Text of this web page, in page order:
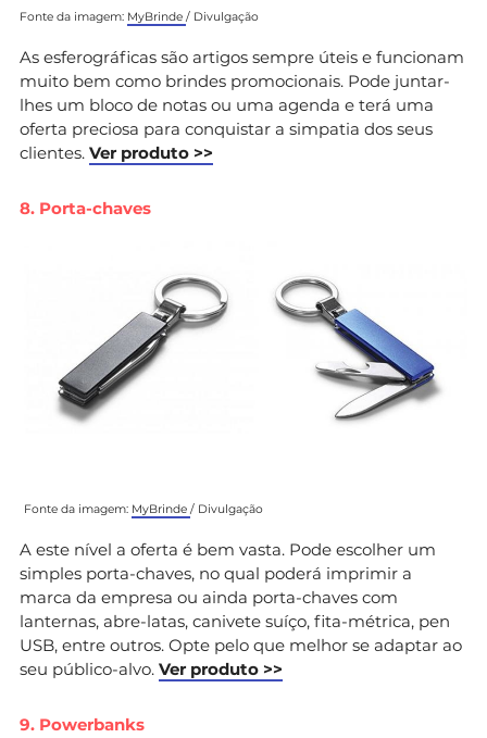
Fonte da imagem: MyBrinde / Divulgação
As esferográficas são artigos sempre úteis e funcionam
muito bem como brindes promocionais. Pode juntar-
lhes um bloco de notas ou uma agenda e terá uma
oferta preciosa para conquistar a simpatia dos seus
clientes. Ver produto >>
8. Porta-chaves
Fonte da imagem: MyBrinde / Divulgação
A este nível a oferta é bem vasta. Pode escolher um
simples porta-chaves, no qual poderá imprimir a
marca da empresa ou ainda porta-chaves com
lanternas, abre-latas, canivete suíço, fita-métrica, pen
USB, entre outros. Opte pelo que melhor se adaptar ao
seu público-alvo. Ver produto >>
9. Powerbanks